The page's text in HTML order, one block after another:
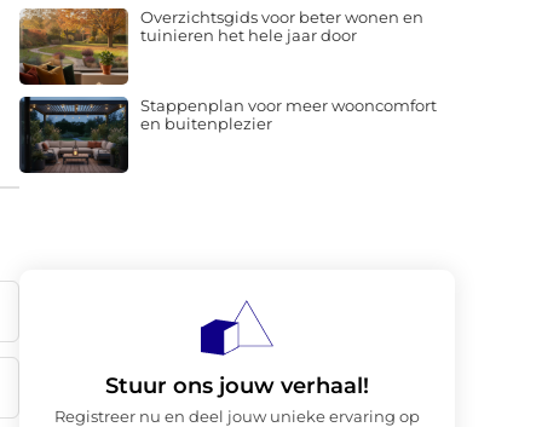
Overzichtsgids voor beter wonen en
tuinieren het hele jaar door
Stappenplan voor meer wooncomfort
en buitenplezier
Stuur ons jouw verhaal!
Registreer nu en deel jouw unieke ervaring op